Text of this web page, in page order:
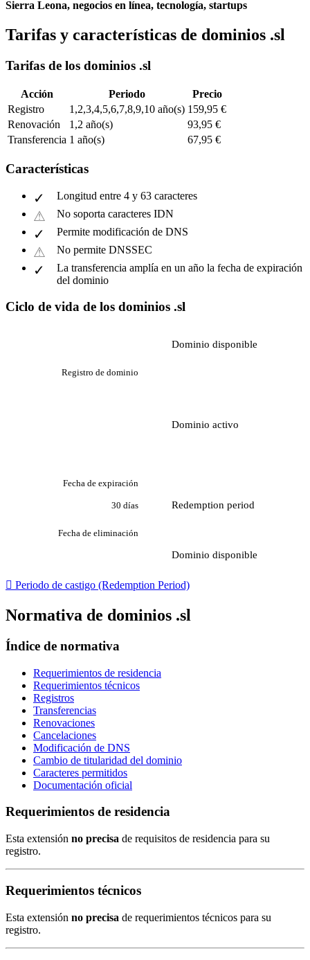
Sierra Leona, negocios en línea, tecnología, startups
Tarifas y características de dominios .sl
Tarifas de los dominios .sl
Acción Periodo
Precio
Registro
1,2,3,4,5,6,7,8,9,10 año(s) 159,95 €
Renovación
1,2 año(s)
93,95 €
Transferencia 1 año(s) 67,95 €
Características
Longitud entre 4 y 63 caracteres
No soporta caracteres IDN
Permite modificación de DNS
No permite DNSSEC
La transferencia amplía en un año la fecha de expiración
del dominio
Ciclo de vida de los dominios .sl
Dominio disponible
Registro de dominio
Dominio activo
Fecha de expiración
30 días Redemption period
Fecha de eliminación
Dominio disponible
 Periodo de castigo (Redemption Period)
Normativa de dominios .sl
Índice de normativa
Requerimientos de residencia
Requerimientos técnicos
Registros
Transferencias
Renovaciones
Cancelaciones
Modificación de DNS
Cambio de titularidad del dominio
Caracteres permitidos
Documentación oficial
Requerimientos de residencia
Esta extensión no precisa de requisitos de residencia para su
registro.
Requerimientos técnicos
Esta extensión no precisa de requerimientos técnicos para su
registro.